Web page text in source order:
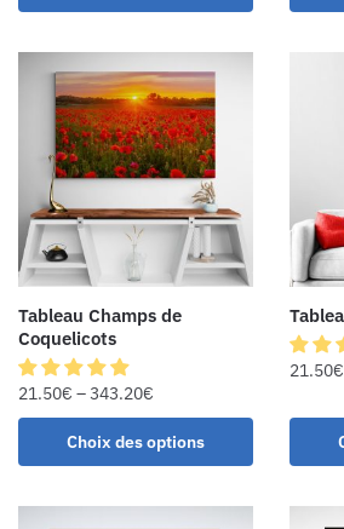
Tableau Champs de
Coquelicots
21.50€ –343.20€
Choix des options
21.50€